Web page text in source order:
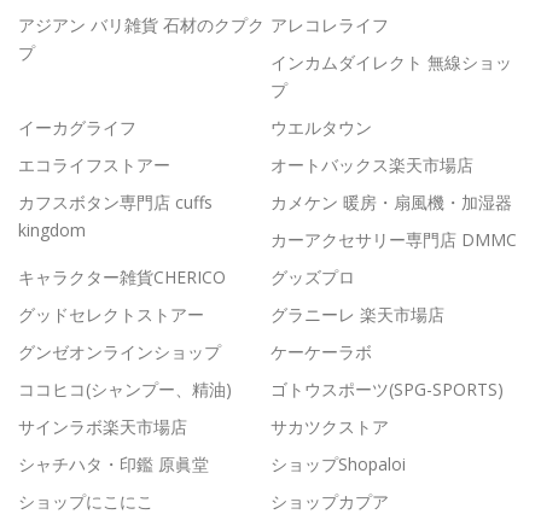
アジアン バリ雑貨 石材のクプク
プ
アレコレライフ
インカムダイレクト 無線ショッ
プ
イーカグライフ
ウエルタウン
エコライフストアー
オートバックス楽天市場店
カフスボタン専門店 cuffs
kingdom
カメケン 暖房・扇風機・加湿器
カーアクセサリー専門店 DMMC
キャラクター雑貨CHERICO
グッズプロ
グッドセレクトストアー
グラニーレ 楽天市場店
グンゼオンラインショップ
ケーケーラボ
ココヒコ(シャンプー、精油)
ゴトウスポーツ(SPG-SPORTS)
サインラボ楽天市場店
サカツクストア
シャチハタ・印鑑 原眞堂
ショップShopaloi
ショップにこにこ
ショップカプア